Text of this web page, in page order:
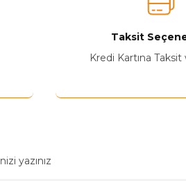
Yetkiliye Gönder
Taksit
Kredi Kartına